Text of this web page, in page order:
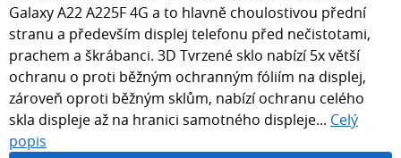
Galaxy A22 A225F 4G a to hlavně choulostivou přední
stranu a především displej telefonu před nečistotami,
prachem a škrábanci. 3D Tvrzené sklo nabízí 5x větší
ochranu o proti běžným ochranným fóliím na displej,
zároveň oproti běžným sklům, nabízí ochranu celého
skla displeje až na hranici samotného displeje... Celý
popis